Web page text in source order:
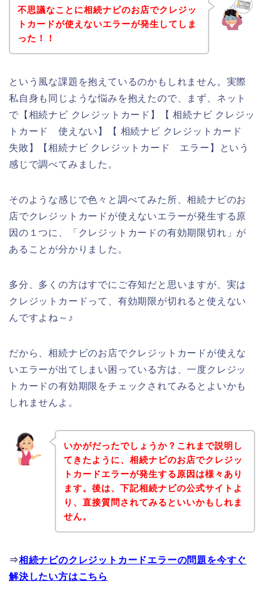
不思議なことに相続ナビのお店でクレジッ
トカードが使えないエラーが発生してしま
った！！
という風な課題を抱えているのかもしれません。実際
私自身も同じような悩みを抱えたので、まず、ネット
で【相続ナビ クレジットカード】【 相続ナビ クレジッ
トカード 使えない】【 相続ナビ クレジットカード
失敗】【相続ナビ クレジットカード エラー】という
感じで調べてみました。
そのような感じで色々と調べてみた所、相続ナビのお
店でクレジットカードが使えないエラーが発生する原
因の１つに、「クレジットカードの有効期限切れ」が
あることが分かりました。
多分、多くの方はすでにご存知だと思いますが、実は
クレジットカードって、有効期限が切れると使えない
んですよね～♪
だから、相続ナビのお店でクレジットカードが使えな
いエラーが出てしまい困っている方は、一度クレジッ
トカードの有効期限をチェックされてみるとよいかも
しれませんよ。
いかがだったでしょうか？これまで説明し
てきたように、相続ナビのお店でクレジッ
トカードエラーが発生する原因は様々あり
ます。後は、下記相続ナビの公式サイトよ
り、直接質問されてみるといいかもしれま
せん。
⇒相続ナビのクレジットカードエラーの問題を今すぐ
解決したい方はこちら